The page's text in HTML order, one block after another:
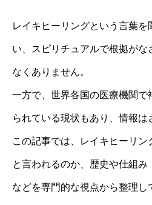
レイキヒーリングという言葉を
い、スピリチュアルで根拠が
なくありません。
一方で、世界各国の医療機関で
られている現状もあり、情報は
この記事では、レイキヒーリ
と言われるのか、歴史や仕組
などを専門的な視点から整理し